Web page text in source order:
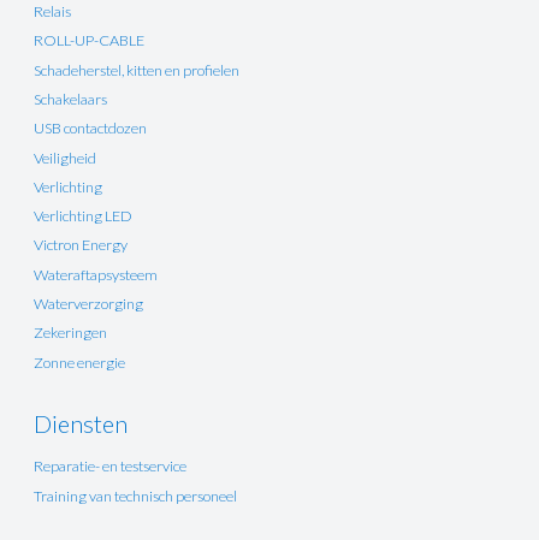
Relais
ROLL-UP-CABLE
Schadeherstel, kitten en profielen
Schakelaars
USB contactdozen
Veiligheid
Verlichting
Verlichting LED
Victron Energy
Wateraftapsysteem
Waterverzorging
Zekeringen
Zonne energie
Diensten
Reparatie- en testservice
Training van technisch personeel